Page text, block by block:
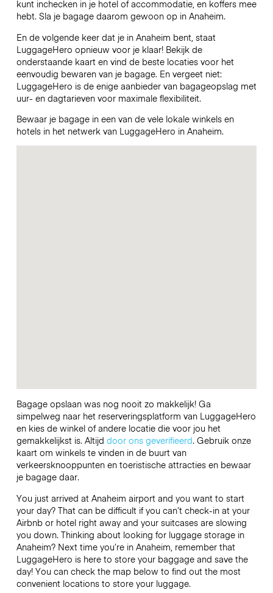
kunt inchecken in je hotel of accommodatie, en koffers mee
hebt. Sla je bagage daarom gewoon op in Anaheim.
En de volgende keer dat je in Anaheim bent, staat
LuggageHero opnieuw voor je klaar! Bekijk de
onderstaande kaart en vind de beste locaties voor het
eenvoudig bewaren van je bagage. En vergeet niet:
LuggageHero is de enige aanbieder van bagageopslag met
uur- en dagtarieven voor maximale flexibiliteit.
Bewaar je bagage in een van de vele lokale winkels en
hotels in het netwerk van LuggageHero in Anaheim.
Bagage opslaan was nog nooit zo makkelijk! Ga
simpelweg naar het reserveringsplatform van LuggageHero
en kies de winkel of andere locatie die voor jou het
gemakkelijkst is. Altijd door ons geverifieerd. Gebruik onze
kaart om winkels te vinden in de buurt van
verkeersknooppunten en toeristische attracties en bewaar
je bagage daar.
You just arrived at Anaheim airport and you want to start
your day? That can be difficult if you can’t check-in at your
Airbnb or hotel right away and your suitcases are slowing
you down. Thinking about looking for luggage storage in
Anaheim? Next time you’re in Anaheim, remember that
LuggageHero is here to store your baggage and save the
day! You can check the map below to find out the most
convenient locations to store your luggage.